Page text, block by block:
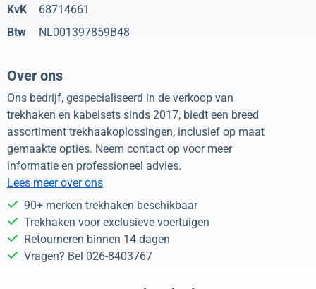
KvK
68714661
Btw
NL001397859B48
Over ons
Ons bedrijf, gespecialiseerd in de verkoop van
trekhaken en kabelsets sinds 2017, biedt een breed
assortiment trekhaakoplossingen, inclusief op maat
gemaakte opties. Neem contact op voor meer
informatie en professioneel advies.
Lees meer over ons
90+ merken trekhaken beschikbaar
Trekhaken voor exclusieve voertuigen
Retourneren binnen 14 dagen
Vragen? Bel 026-8403767